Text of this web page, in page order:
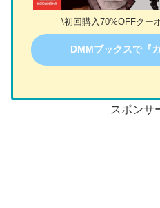
\初回購入70%OFFクー
DMMブックスで『
スポンサ